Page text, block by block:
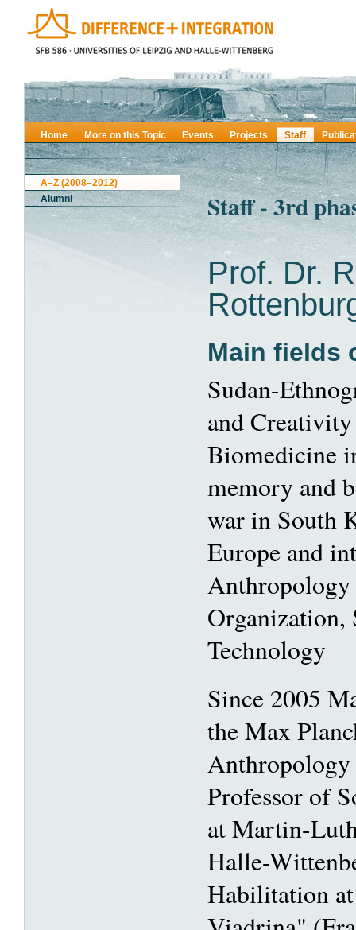
Home More on this Topic Events Projects Staff
A–Z (2008–2012)
Alumni
Staff - 3rd
Prof. Dr.
Main fields
Sudan-
and
Biomedicine
memory and
war in South
Europe and
Organization,
Technology
Since 2005
the Max
Anthropology
Professor of
at Martin-
Halle-
Habilitation